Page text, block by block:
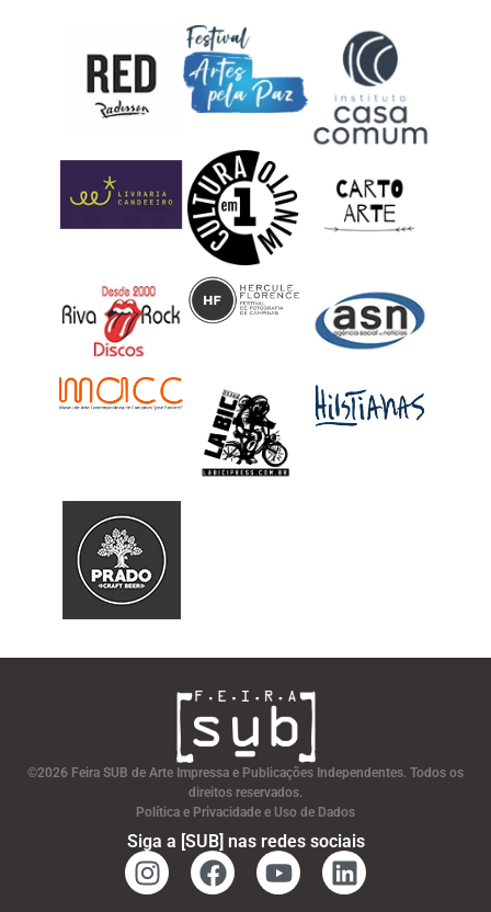
©2026 Feira SUB de Arte Impressa e Publicações Independentes. Todos os
direitos reservados.
Política e Privacidade e Uso de Dados
Siga a [SUB] nas redes sociais